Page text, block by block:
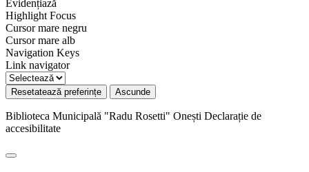
Evidențiază
Highlight Focus
Cursor mare negru
Cursor mare alb
Navigation Keys
Link navigator
Resetatează preferințe Ascunde
Biblioteca Municipală "Radu Rosetti" Onești Declarație de
accesibilitate